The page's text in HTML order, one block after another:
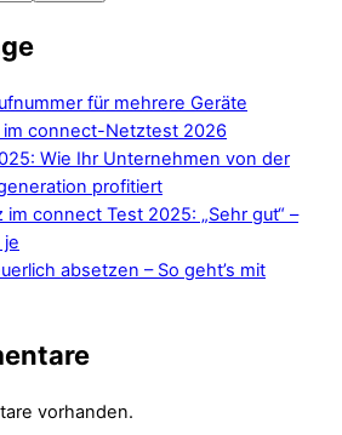
für mehrere Geräte
im connect-Netztest 2026
Wie Ihr Unternehmen von der
profitiert
im connect Test 2025: „Sehr gut“ –
je
absetzen – So geht’s mit
vorhanden.